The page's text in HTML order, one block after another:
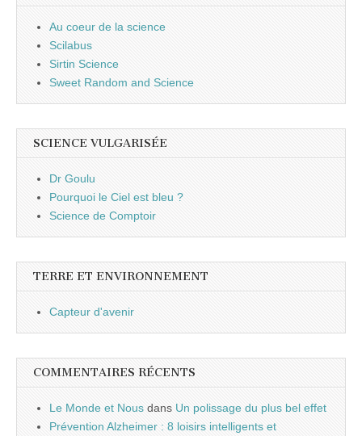
Au coeur de la science
Scilabus
Sirtin Science
Sweet Random and Science
SCIENCE VULGARISÉE
Dr Goulu
Pourquoi le Ciel est bleu ?
Science de Comptoir
TERRE ET ENVIRONNEMENT
Capteur d'avenir
COMMENTAIRES RÉCENTS
Le Monde et Nous dans Un polissage du plus bel effet
Prévention Alzheimer : 8 loisirs intelligents et